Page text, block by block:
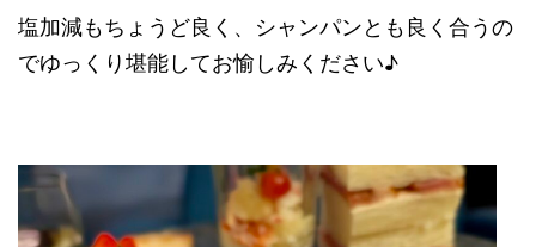
塩加減もちょうど良く、シャンパンとも良く合うの
でゆっくり堪能してお愉しみください♪